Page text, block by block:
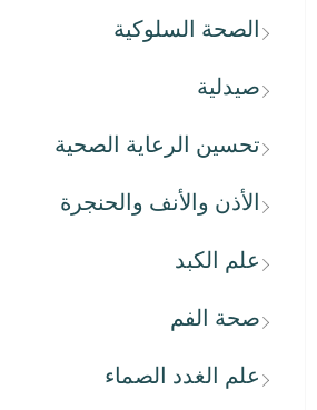
الصحة السلوكية
صيدلية
تحسين الرعاية الصحية
الأذن والأنف والحنجرة
علم الكبد
صحة الفم
علم الغدد الصماء